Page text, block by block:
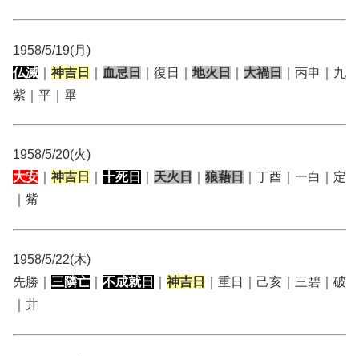
1958/5/19(月)
仏滅
神吉日 血忌日 ｜復日｜ 地火日 大禍日
｜丙申｜九
紫｜平｜畢
1958/5/20(火)
大安
神吉日 十死日 天火日 狼藉日
｜丁酉｜一白｜定
｜觜
1958/5/22(木)
先勝｜ 三隣亡 不成就日 神吉日
｜重日｜己亥｜三碧｜破
｜井